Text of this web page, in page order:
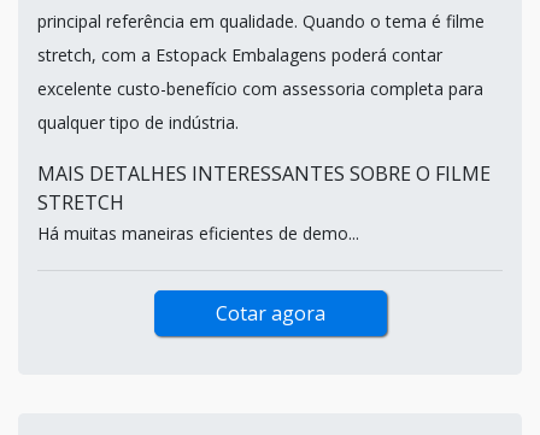
principal referência em qualidade. Quando o tema é filme
stretch, com a Estopack Embalagens poderá contar
excelente custo-benefício com assessoria completa para
qualquer tipo de indústria.
MAIS DETALHES INTERESSANTES SOBRE O FILME
STRETCH
Há muitas maneiras eficientes de demo...
Cotar agora